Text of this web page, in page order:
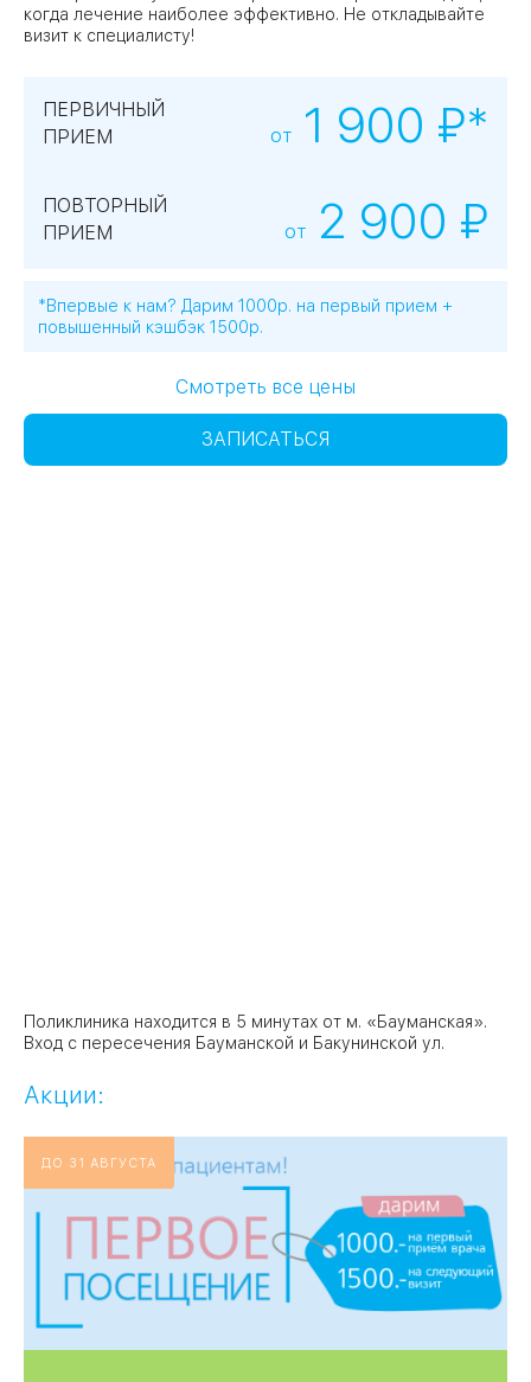
когда лечение наиболее эффективно. Не откладывайте
визит к специалисту!
ПЕРВИЧНЫЙ
ПРИЕМ
от 1 900 ₽*
ПОВТОРНЫЙ
ПРИЕМ
от 2 900 ₽
*Впервые к нам? Дарим 1000р. на первый прием +
повышенный кэшбэк 1500р.
Смотреть все цены
ЗАПИСАТЬСЯ
Поликлиника находится в 5 минутах от м. «Бауманская».
Вход с пересечения Бауманской и Бакунинской ул.
Акции:
ДО 31 АВГУСТА